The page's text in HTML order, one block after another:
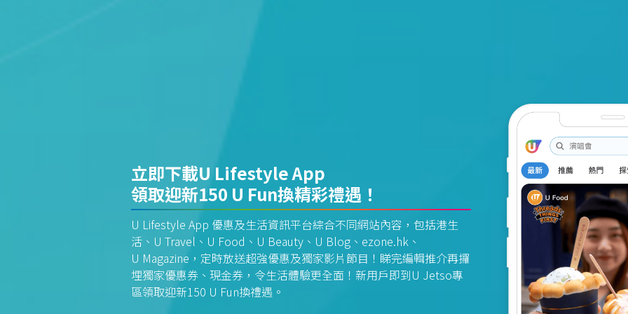
立即下載U Lifestyle App
領取迎新150 U Fun換精彩禮遇！
U Lifestyle App 優惠及生活資訊平台綜合不同網站內容，包括港生
活、U Travel、U Food、U Beauty、U Blog、ezone.hk、
U Magazine，定時放送超強優惠及獨家影片節目！睇完編輯推介再攞
埋獨家優惠券、現金券，令生活體驗更全面！新用戶即到U Jetso專
區領取迎新150 U Fun換禮遇。